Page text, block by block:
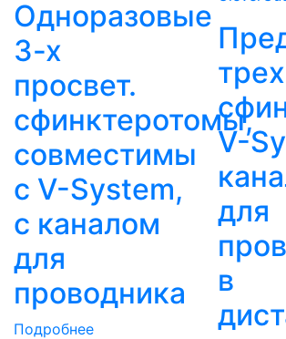
Одноразовые
3-х
просвет.
сфинктеротомы,
совместимы
с V-System,
с каналом
для
проводника
Подробнее
V-
для
в